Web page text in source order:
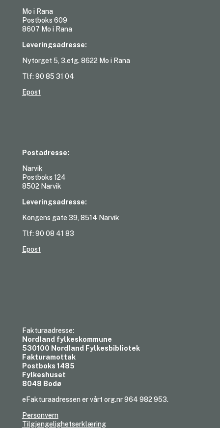
Mo i Rana
Postboks 609
8607 Mo i Rana
Leveringsadresse:
Nytorget 5, 3.etg. 8622 Mo i Rana
Tlf: 90 85 31 04
Epost
Postadresse:
Narvik
Postboks 124
8502 Narvik
Leveringsadresse:
Kongens gate 39, 8514 Narvik
Tlf: 90 08 41 83
Epost
Fakturaadresse:
Nordland fylkeskommune
530100 Nordland Fylkesbibliotek
Fakturamottak
Postboks 1485
Fylkeshuset
8048 Bodø
eFakturaadressen er vårt org.nr 964 982 953.
Personvern
Tilgjengelighetserklæring